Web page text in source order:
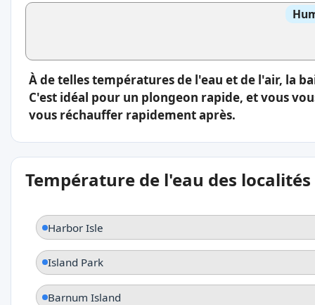
À de telles températures de l'eau et de l'air, la
C'est idéal pour un plongeon rapide, et vous
vous réchauffer rapidement après.
Température de l'eau des
Harbor Isle
Island Park
Barnum Island